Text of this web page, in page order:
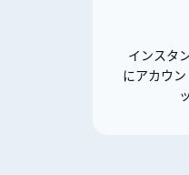
インスタ
にアカウ